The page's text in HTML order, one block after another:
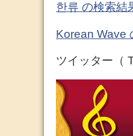
한류 の検索結
Korean Wave
ツイッター（